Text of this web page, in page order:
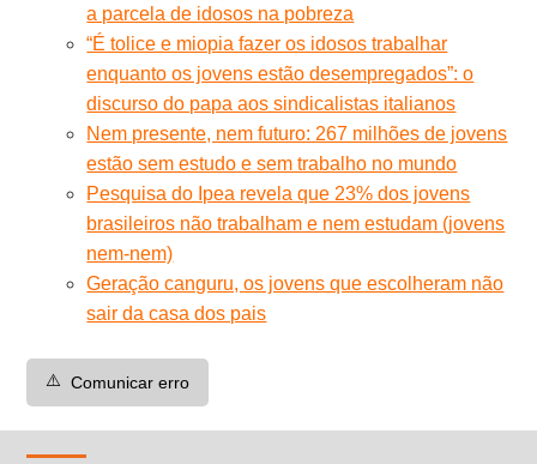
a parcela de idosos na pobreza
“É tolice e miopia fazer os idosos trabalhar
enquanto os jovens estão desempregados”: o
discurso do papa aos sindicalistas italianos
Nem presente, nem futuro: 267 milhões de jovens
estão sem estudo e sem trabalho no mundo
Pesquisa do Ipea revela que 23% dos jovens
brasileiros não trabalham e nem estudam (jovens
nem-nem)
Geração canguru, os jovens que escolheram não
sair da casa dos pais
⚠️ Comunicar erro